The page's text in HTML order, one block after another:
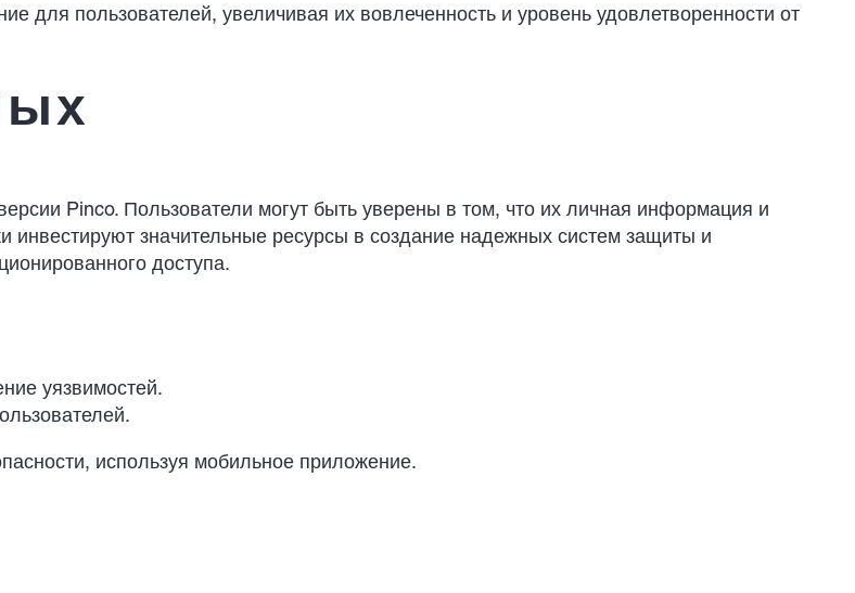
для пользователей, увеличивая их вовлеченность и уровень удовлетворенности от
Pinco. Пользователи могут быть уверены в том, что их личная информация и
значительные ресурсы в создание надежных систем защиты и
доступа.
уязвимостей.
используя мобильное приложение.